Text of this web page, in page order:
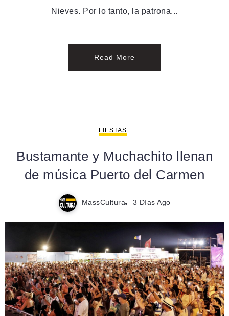
Nieves. Por lo tanto, la patrona...
Read More
FIESTAS
Bustamante y Muchachito llenan
de música Puerto del Carmen
MassCultura 3 Días Ago